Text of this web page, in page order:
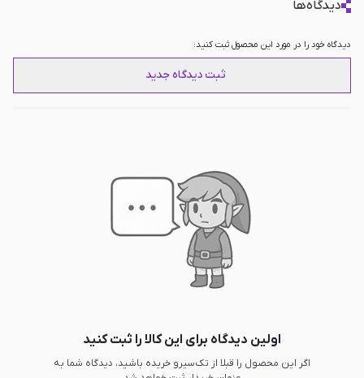
دیدگاه‌ها
دیدگاه خود را در مورد این محصول ثبت کنید:
ثبت دیدگاه جدید
اولین دیدگاه برای این کالا را ثبت کنید
اگر این محصول را قبلا از تک‌سیرو خریده باشید، دیدگاه شما به